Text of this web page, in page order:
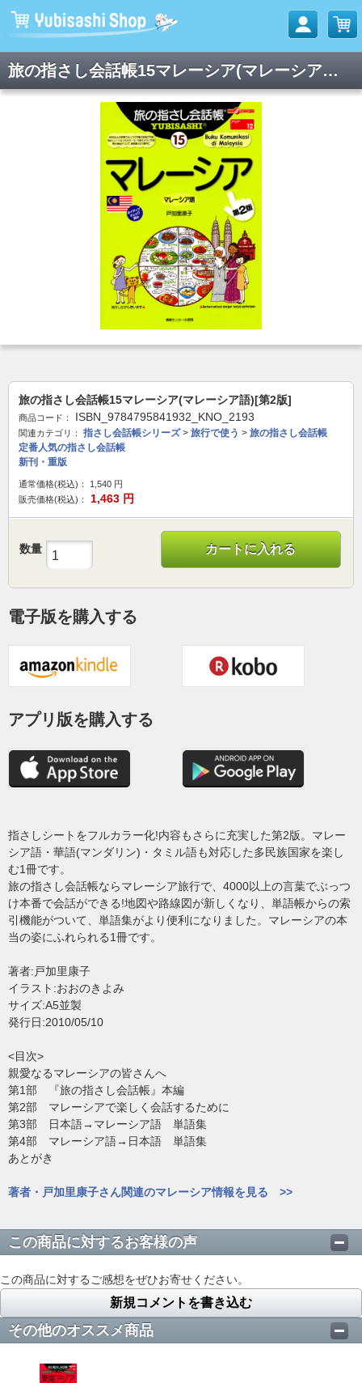
旅の指さし会話帳15マレーシア(マレーシア語)[第2版]
旅の指さし会話帳15マレーシア(マレーシア語)[第2版]
商品コード： ISBN_9784795841932_KNO_2193
関連カテゴリ： 指さし会話帳シリーズ> 旅行で使う > 旅の指さし会話帳
定番人気の指さし会話帳
新刊・重版
通常価格(税込)： 1,540 円
販売価格(税込)：
1,463 円
数量 カートに入れる
電子版を購入する
アプリ版を購入する
指さしシートをフルカラー化!内容もさらに充実した第2版。マレー
シア語・華語(マンダリン)・タミル語も対応した多民族国家を楽し
む1冊です。
旅の指さし会話帳ならマレーシア旅行で、4000以上の言葉でぶっつ
け本番で会話ができる!地図や路線図が新しくなり、単語帳からの索
引機能がついて、単語集がより便利になりました。マレーシアの本
当の姿にふれられる1冊です。
著者:戸加里康子
イラスト:おおのきよみ
サイズ:A5並製
発行日:2010/05/10
<目次>
親愛なるマレーシアの皆さんへ
第1部 『旅の指さし会話帳』本編
第2部 マレーシアで楽しく会話するために
第3部 日本語→マレーシア語 単語集
第4部 マレーシア語→日本語 単語集
あとがき
著者・戸加里康子さん関連のマレーシア情報を見る >>
この商品に対するお客様の声
この商品に対するご感想をぜひお寄せください。
新規コメントを書き込む
その他のオススメ商品